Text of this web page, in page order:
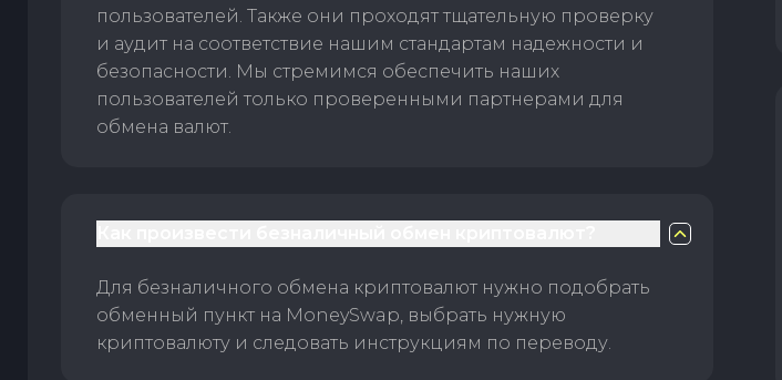
пользователей. Также они проходят тщательную проверку
и аудит на соответствие нашим стандартам надежности и
безопасности. Мы стремимся обеспечить наших
пользователей только проверенными партнерами для
обмена валют.
Для безналичного обмена криптовалют нужно подобрать
обменный пункт на MoneySwap, выбрать нужную
криптовалюту и следовать инструкциям по переводу.